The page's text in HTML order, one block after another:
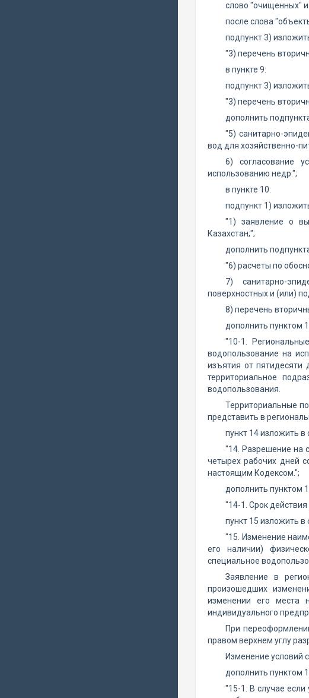
слово "очищенных"
после слова
подпункт 3)
"3) перечень
в пункте 9:
подпункт 3)
"3) перечень
дополнить
"5) санитарно-
вод для хозяйственно-
6) согласование
использованию недр.";
в пункте 10:
подпункт 1)
"1) заявление о
Казахстан;";
дополнить
"6) расчеты по
7) санитарно-
поверхностных и (или)
8) перечень
дополнить пунктом
"10-1.
водопользование на
изъятия от пятидесяти
территориальное
водопользования.
Территориальные
представить в
пункт 14 изложить
"14. Разрешение на
четырех рабочих дней
настоящим Кодексом.";
дополнить пунктом
"14-1. Срок
пункт 15 изложить
"15. Изменение
его наличии)
специальное
Заявление в
произошедших
изменении его места
индивидуального
При
правом верхнем углу
Изменение условий
дополнить пунктом
"15-1. В случае